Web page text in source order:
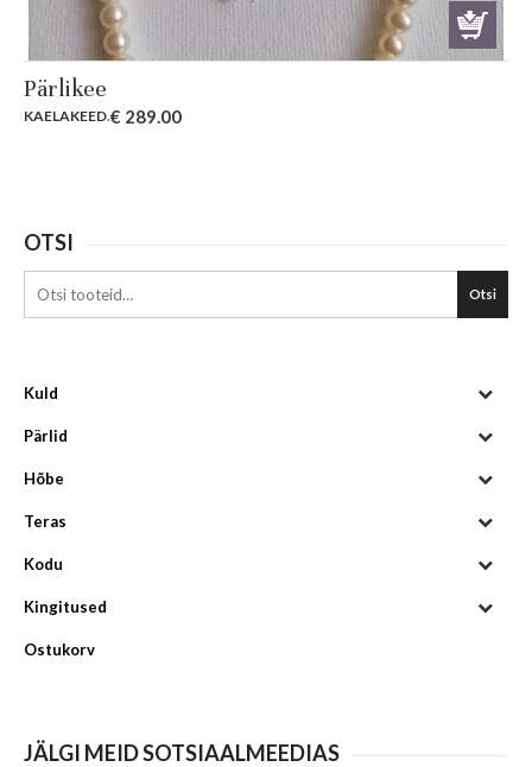
Pärlikee
KAELAKEED.€ 289.00
OTSI
Otsi
Kuld
Pärlid
Hõbe
Teras
Kodu
Kingitused
Ostukorv
JÄLGI MEID SOTSIAALMEEDIAS